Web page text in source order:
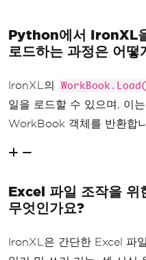
Python에서 IronXL
로드하는 과정은 어떻
IronXL의
일을 로드할 수 있으며, 이
WorkBook 객체를 반환합
Excel 파일 조작을
무엇인가요?
IronXL은 간단한 Excel 파